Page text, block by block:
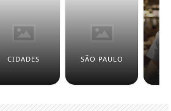
CIDADES SÃO PAULO